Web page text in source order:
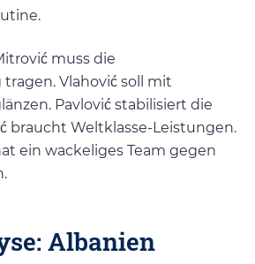
muss die
Vlahović soll mit
Pavlović stabilisiert die
braucht Weltklasse-Leistungen.
ein wackeliges Team gegen
Albanien